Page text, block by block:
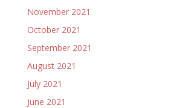
November 2021
October 2021
September 2021
August 2021
July 2021
June 2021